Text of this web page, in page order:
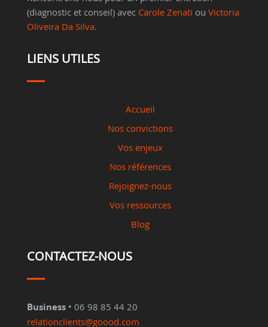
(diagnostic et conseil) avec Carole Zenati ou Victoria
Oliveira Da Silva.
LIENS UTILES
Accueil
Nos convictions
Vos enjeux
Nos références
Rejoignez-nous
Vos ressources
Blog
CONTACTEZ-NOUS
Business • 06 98 85 44 20
relationclients@goood.com